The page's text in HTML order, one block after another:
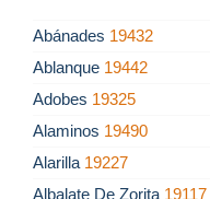
Abánades 19432
Ablanque 19442
Adobes 19325
Alaminos 19490
Alarilla 19227
Albalate De Zorita 19117